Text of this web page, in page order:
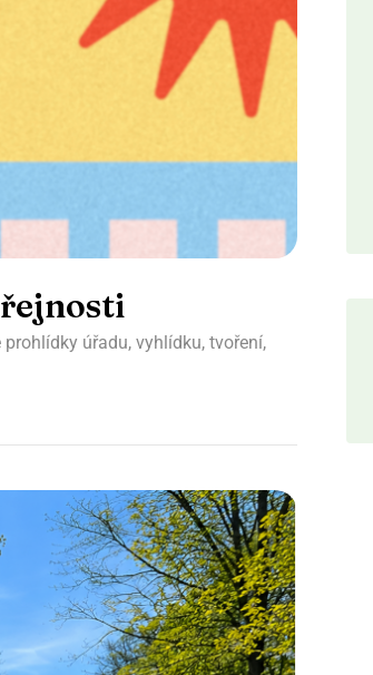
úřadu, vyhlídku, tvoření,